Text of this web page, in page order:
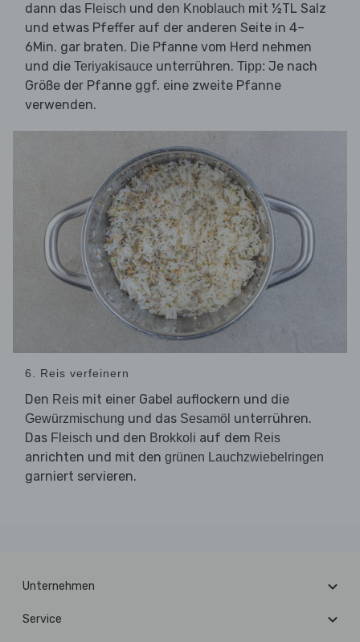
dann das Fleisch und den Knoblauch mit ½TL Salz
und etwas Pfeffer auf der anderen Seite in 4–
6Min. gar braten. Die Pfanne vom Herd nehmen
und die Teriyakisauce unterrühren. Tipp: Je nach
Größe der Pfanne ggf. eine zweite Pfanne
verwenden.
6. Reis verfeinern
Den Reis mit einer Gabel auflockern und die
Gewürzmischung und das Sesamöl unterrühren.
Das Fleisch und den Brokkoli auf dem Reis
anrichten und mit den grünen Lauchzwiebelringen
garniert servieren.
Unternehmen
Service